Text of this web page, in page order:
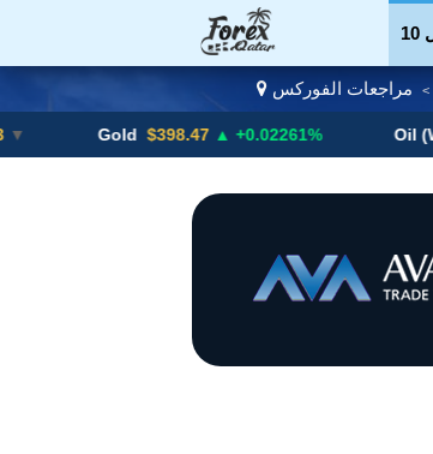
> مراجعات الفوركس
$398.47 ▲ +0.02261% Oil (WTI